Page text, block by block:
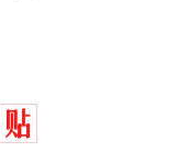
回家”改写了
元，搬到楼下